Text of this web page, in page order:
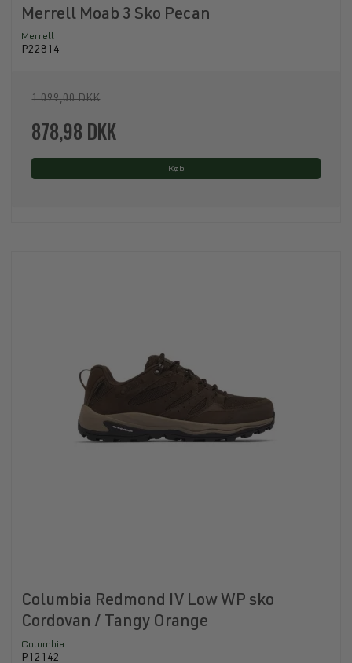
Merrell Moab 3 Sko Pecan
Merrell
P22814
1.099,00 DKK
878,98 DKK
Køb
Columbia Redmond IV Low WP sko
Cordovan / Tangy Orange
Columbia
P12142